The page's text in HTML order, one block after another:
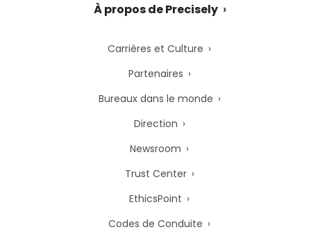
À propos de Precisely
Carrières et Culture
Partenaires
Bureaux dans le monde
Direction
Newsroom
Trust Center
EthicsPoint
Codes de Conduite